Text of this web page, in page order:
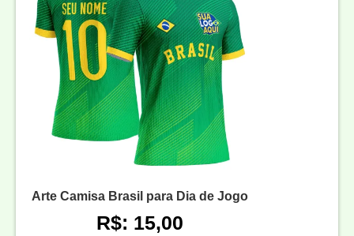
Arte Camisa Brasil para Dia de Jogo
R$: 15,00